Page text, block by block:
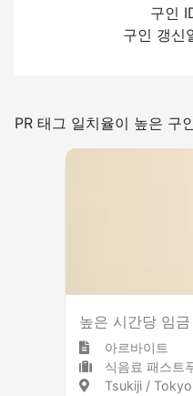
일본어를 쓰는 빈도
구인
구인 갱신
PR 태그 일치율이 높은 구
높은 시간당 임
아르바이트
식음료 패스트
Tsukiji / Tokyo 築